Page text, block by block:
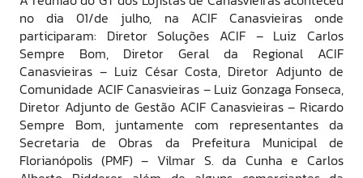
no dia 01/de julho, na ACIF Canasvieiras onde
participaram: Diretor Soluções ACIF – Luiz Carlos
Sempre Bom, Diretor Geral da Regional ACIF
Canasvieiras – Luiz César Costa, Diretor Adjunto de
Comunidade ACIF Canasvieiras – Luiz Gonzaga Fonseca,
Diretor Adjunto de Gestão ACIF Canasvieiras – Ricardo
Sempre Bom, juntamente com representantes da
Secretaria de Obras da Prefeitura Municipal de
Florianópolis (PMF) – Vilmar S. da Cunha e Carlos